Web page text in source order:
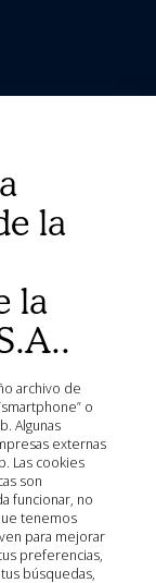
la
la
o
Algunas
externas
Las cookies
son
funcionar, no
tenemos
para mejorar
preferencias,
búsquedas,